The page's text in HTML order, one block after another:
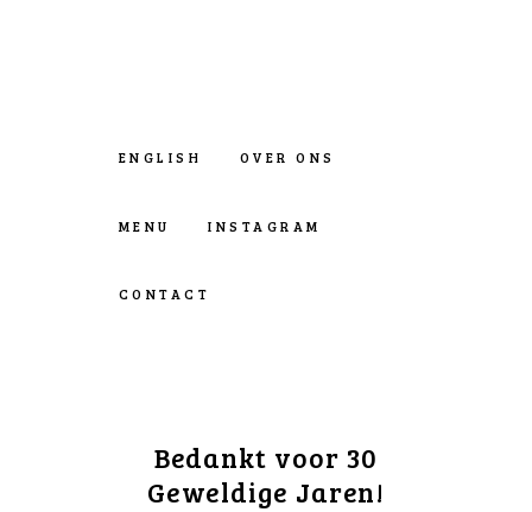
ENGLISH OVER ONS
MENU INSTAGRAM
CONTACT
Bedankt voor 30
Geweldige Jaren!